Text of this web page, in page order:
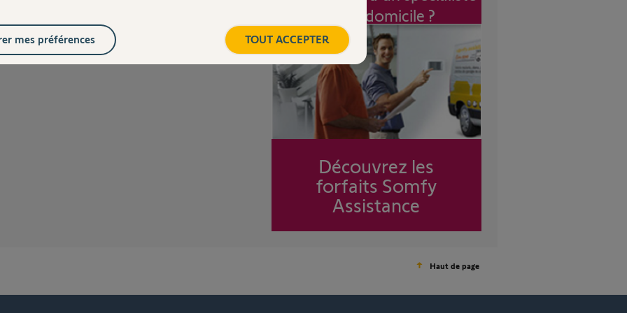
à mon domicile ?
Découvrez les
forfaits Somfy
Assistance
Haut de page
TOUT ACCEPTER
mes préférences